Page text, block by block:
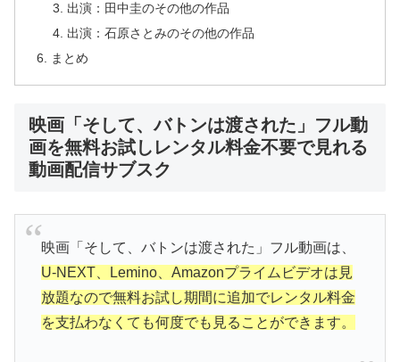
出演：田中圭のその他の作品
出演：石原さとみのその他の作品
まとめ
映画「そして、バトンは渡された」フル動
画を無料お試しレンタル料金不要で見れる
動画配信サブスク
映画「そして、バトンは渡された」フル動画は、
U-NEXT、Lemino、Amazonプライムビデオは見
放題なので無料お試し期間に追加でレンタル料金
を支払わなくても何度でも見ることができます。